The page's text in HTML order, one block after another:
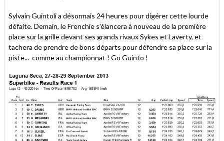
Sylvain Guintoli a désormais 24 heures pour digérer cette lourde
défaite. Demain, le Frenchie s'élancera à nouveau de la première
place sur la grille devant ses grands rivaux Sykes et Laverty, et
tachera de prendre de bons départs pour défendre sa place sur la
piste... comme au championnat ! Go Guinto !